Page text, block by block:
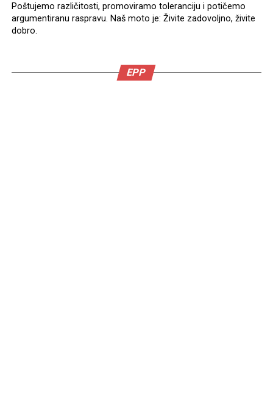
Poštujemo različitosti, promoviramo toleranciju i potičemo
argumentiranu raspravu. Naš moto je: Živite zadovoljno, živite
dobro.
EPP